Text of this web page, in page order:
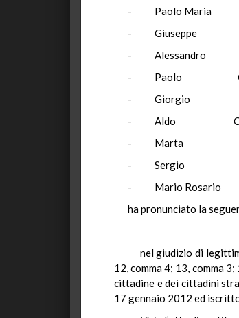
-
Paolo Maria
-
Giuseppe
-
Alessandro
-
Paolo
-
Giorgio
-
Aldo
-
Marta
-
Sergio
-
Mario Rosario
ha pronunciato la
nel giudizio di
12, comma 4; 13, comma
cittadine e dei cittadini
17 gennaio 2012 ed